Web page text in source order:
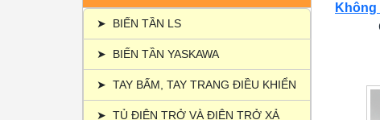
➤ BIẾN TẦN LS
➤ BIẾN TẦN YASKAWA
➤ TAY BẤM, TAY TRANG ĐIỀU KHIỂN
➤ TỦ ĐIỆN TRỞ VÀ ĐIỆN TRỞ XẢ
Không